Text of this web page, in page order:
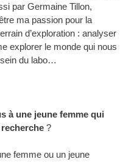
par Germaine Tillon,
ma passion pour la
d’exploration : analyser
explorer le monde qui nous
du labo…
à une jeune femme qui
?
femme ou un jeune